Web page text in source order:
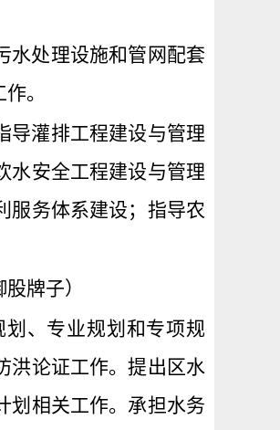
水处理设施和管网配套
。
导灌排工程建设与管理
水安全工程建设与管理
服务体系建设；指导农
牌子）
、专业规划和专项规
洪论证工作。提出区水
划相关工作。承担水务